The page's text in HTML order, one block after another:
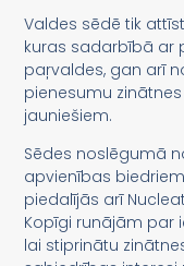
Valdes sēdē tik
kuras sadarbībā ar
paŗvaldes, gan arī
pienesumu
jauniešiem.
Sēdes noslēgumā
apvienības
piedalījās arī
Kopīgi runājām par
lai stiprinātu